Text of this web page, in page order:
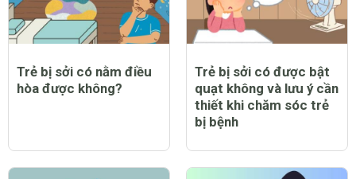
Trẻ bị sởi có nằm điều
hòa được không?
Trẻ bị sởi có được bật
quạt không và lưu ý cần
thiết khi chăm sóc trẻ
bị bệnh